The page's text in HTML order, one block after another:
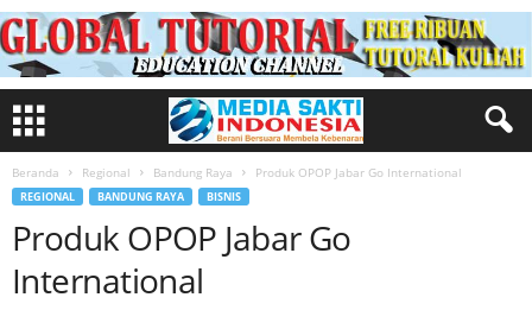
Beranda Regional Bandung Raya Produk OPOP Jabar Go International
REGIONAL BANDUNG RAYA BISNIS
Produk OPOP Jabar Go
International